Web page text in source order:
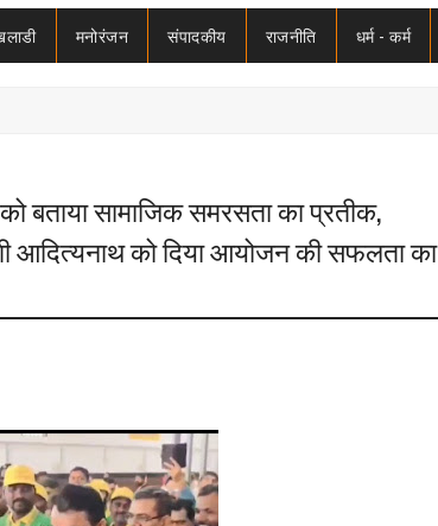
मनोरंजन संपादकीय राजनीति धर्म - कर्म
बताया सामाजिक समरसता का प्रतीक,
आदित्यनाथ को दिया आयोजन की सफलता का